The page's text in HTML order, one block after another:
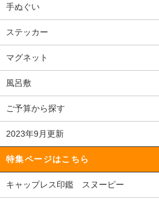
手ぬぐい
ステッカー
マグネット
風呂敷
ご予算から探す
2023年9月更新
特集ページはこちら
キャップレス印鑑 スヌーピー